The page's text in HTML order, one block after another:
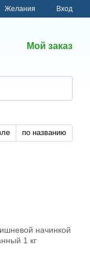
Желания Вход
Мой заказ
по названию